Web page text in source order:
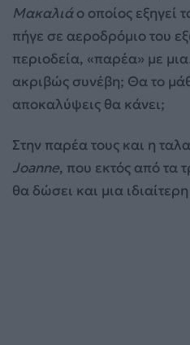
Μακαλιάο οποίος εξηγεί
πήγε σε αεροδρόμιο του
περιοδεία, «παρέα» με
ακριβώς συνέβη; Θα το
αποκαλύψεις θα κάνει;
Στην παρέα τους και η
Joanne, που εκτός από τα
θα δώσει και μια